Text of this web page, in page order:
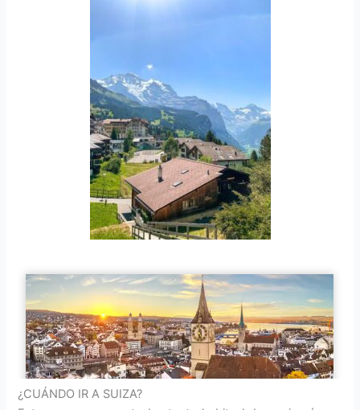
¿CUÁNDO IR A SUIZA?